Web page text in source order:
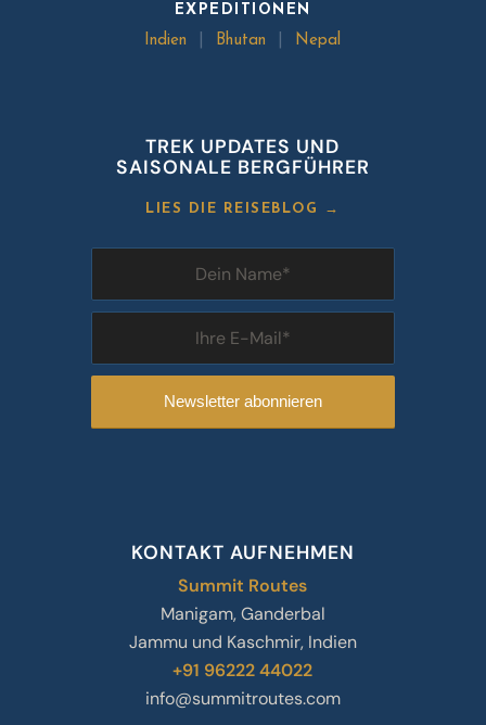
EXPEDITIONEN
Indien
Bhutan Nepal
TREK UPDATES UND
SAISONALE BERGFÜHRER
LIES DIE REISEBLOG →
KONTAKT AUFNEHMEN
Summit Routes
Manigam, Ganderbal
Jammu und Kaschmir, Indien
+91 96222 44022
info@summitroutes.com